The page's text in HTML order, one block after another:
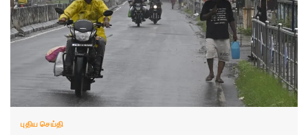
புதிய செய்தி